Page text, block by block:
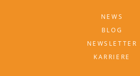
NEWS
BLOG
NEWSLETTER
KARRIERE